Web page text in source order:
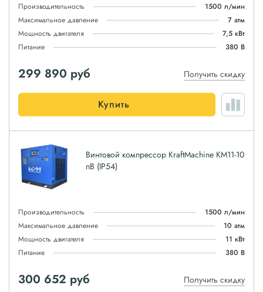
Производительность
1500 л/мин
Максимальное давление
7 атм
Мощность двигателя
7,5 кВт
Питание
380 В
299 890 руб Получить скидку
Купить
Винтовой компрессор KraftMachine KM11-10
пВ (IP54)
Производительность
1500 л/мин
Максимальное давление
10 атм
Мощность двигателя
11 кВт
Питание
380 В
300 652 руб Получить скидку